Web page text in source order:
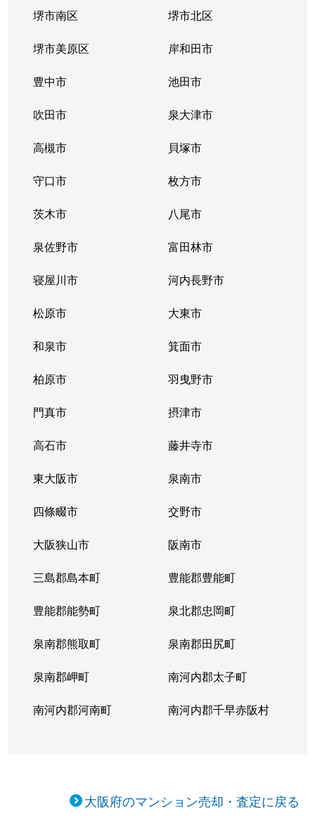
堺市南区 堺市北区
堺市美原区 岸和田市
豊中市 池田市
吹田市 泉大津市
高槻市 貝塚市
守口市 枚方市
茨木市 八尾市
泉佐野市 富田林市
寝屋川市 河内長野市
松原市 大東市
和泉市 箕面市
柏原市 羽曳野市
門真市 摂津市
高石市 藤井寺市
東大阪市 泉南市
四條畷市 交野市
大阪狭山市 阪南市
三島郡島本町 豊能郡豊能町
豊能郡能勢町 泉北郡忠岡町
泉南郡熊取町 泉南郡田尻町
泉南郡岬町 南河内郡太子町
南河内郡河南町 南河内郡千早赤阪村
大阪府のマンション売却・査定に戻る